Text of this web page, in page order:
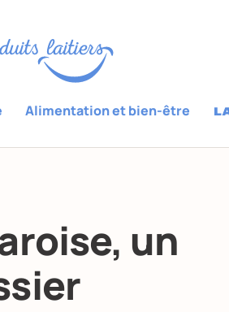
Alimentation et bien-être
un